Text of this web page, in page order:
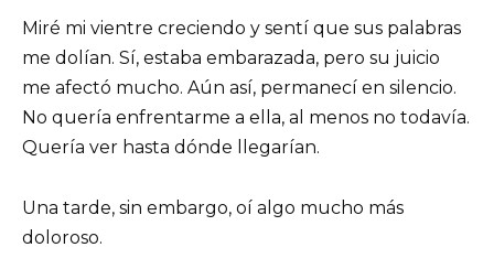
Miré mi vientre creciendo y sentí que sus palabras
me dolían. Sí, estaba embarazada, pero su juicio
me afectó mucho. Aún así, permanecí en silencio.
No quería enfrentarme a ella, al menos no todavía.
Quería ver hasta dónde llegarían.
Una tarde, sin embargo, oí algo mucho más
doloroso.